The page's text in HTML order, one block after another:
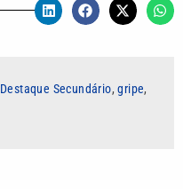
Destaque Secundário,gripe,